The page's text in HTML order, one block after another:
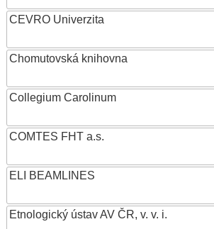
CEVRO Univerzita
Chomutovská knihovna
Collegium Carolinum
COMTES FHT a.s.
ELI BEAMLINES
Etnologický ústav AV ČR, v. v. i.